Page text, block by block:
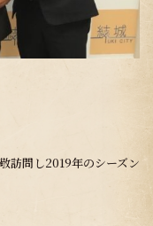
訪問し2019年のシーズン